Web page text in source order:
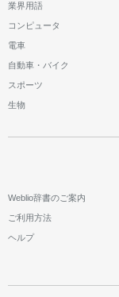
業界用語
コンピュータ
電車
自動車・バイク
スポーツ
生物
Weblio辞書のご案内
ご利用方法
ヘルプ